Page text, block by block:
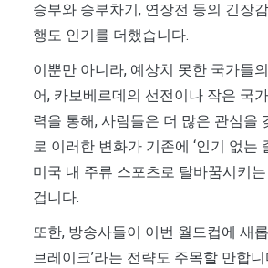
승부와 승부차기, 연장전 등의 긴장
행도 인기를 더했습니다.
이뿐만 아니라, 예상치 못한 국가들
어, 카보베르데의 선전이나 작은 국
력을 통해, 사람들은 더 많은 관심을
로 이러한 변화가 기존에 ‘인기 없는
미국 내 주류 스포츠로 탈바꿈시키
겁니다.
또한, 방송사들이 이번 월드컵에 새
브레이크’라는 전략도 주목할 만합